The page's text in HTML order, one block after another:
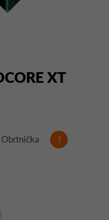
XT
Obrtnička ?